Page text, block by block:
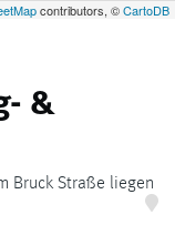
contributors, ©CartoDB
&
Bruck Straße liegen